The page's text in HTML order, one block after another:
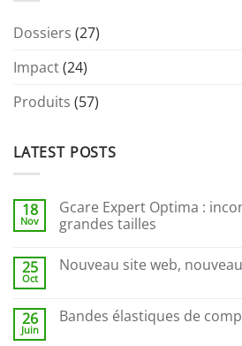
Dossiers (27)
Impact(24)
Produits (57)
LATEST POSTS
18
Nov
Gcare Expert Optima :
grandes tailles
25
Oct
Nouveau site web,
26
Juin
Bandes élastiques de